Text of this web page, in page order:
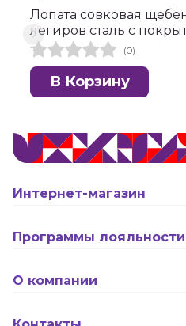
Лопата совковая
легиров сталь с
(0)
В Корзину
Интернет-магазин
Программы лояльности
О компании